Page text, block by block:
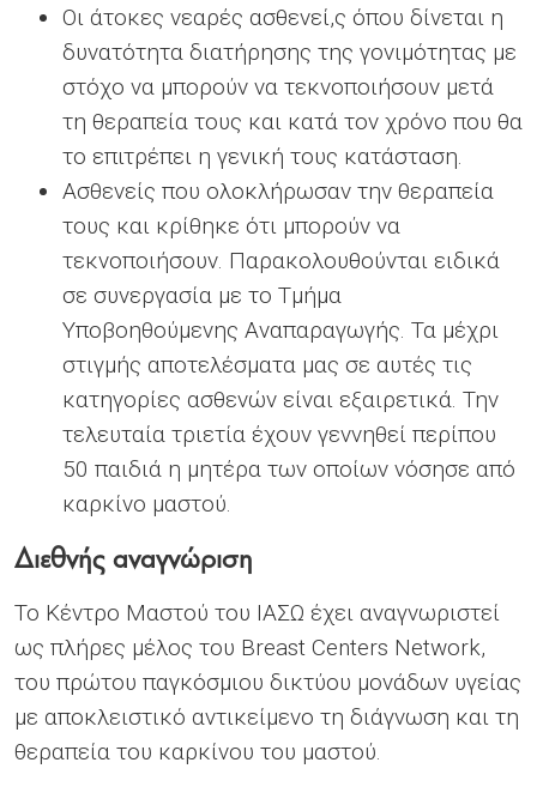
Οι άτοκες νεαρές ασθενεί,ς όπου δίνεται η
δυνατότητα διατήρησης της γονιμότητας με
στόχο να μπορούν να τεκνοποιήσουν μετά
τη θεραπεία τους και κατά τον χρόνο που θα
το επιτρέπει η γενική τους κατάσταση.
Ασθενείς που ολοκλήρωσαν την θεραπεία
τους και κρίθηκε ότι μπορούν να
τεκνοποιήσουν. Παρακολουθούνται ειδικά
σε συνεργασία με το Τμήμα
Υποβοηθούμενης Αναπαραγωγής. Τα μέχρι
στιγμής αποτελέσματα μας σε αυτές τις
κατηγορίες ασθενών είναι εξαιρετικά. Την
τελευταία τριετία έχουν γεννηθεί περίπου
50 παιδιά η μητέρα των οποίων νόσησε από
καρκίνο μαστού.
Διεθνής αναγνώριση
Το Κέντρο Μαστού του ΙΑΣΩ έχει αναγνωριστεί
ως πλήρες μέλος του Breast Centers Network,
του πρώτου παγκόσμιου δικτύου μονάδων υγείας
με αποκλειστικό αντικείμενο τη διάγνωση και τη
θεραπεία του καρκίνου του μαστού.